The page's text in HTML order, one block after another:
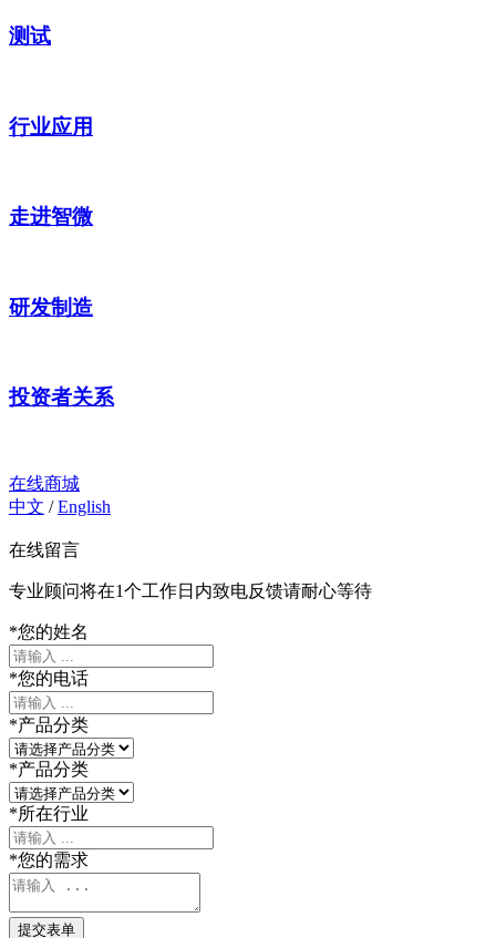
测试
行业应用
走进智微
研发制造
投资者关系
在线商城
中文 /English
在线留言
专业顾问将在1个工作日内致电反馈请耐心等待
*您的姓名
*您的电话
*产品分类
*产品分类
*所在行业
*您的需求
提交表单